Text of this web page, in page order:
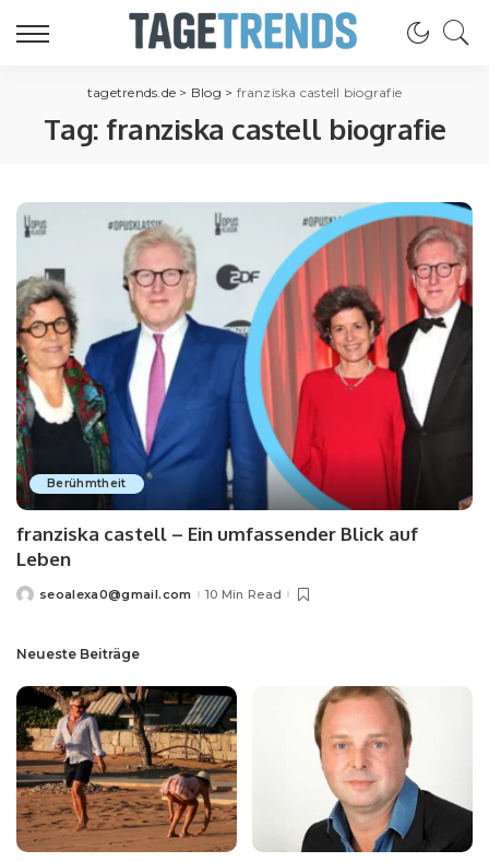
tagetrends.de > Blog > franziska castell biografie
Tag: franziska castell biografie
Berühmtheit
franziska castell – Ein umfassender Blick auf
Leben
seoalexa0@gmail.com 10 Min Read
Neueste Beiträge